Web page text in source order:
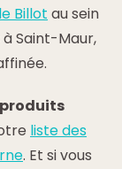
Billot au sein
à Saint-Maur,
produits
liste des
. Et si vous